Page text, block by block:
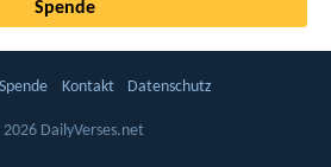
Spende
Spende Kontakt Datenschutz
DailyVerses.net